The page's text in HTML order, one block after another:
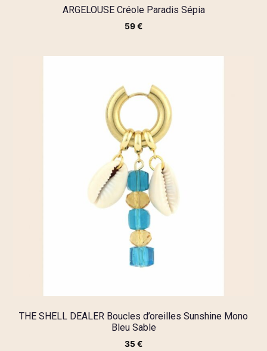
ARGELOUSE Créole Paradis Sépia
59€
THE SHELL DEALER Boucles d’oreilles Sunshine Mono
Bleu Sable
35€